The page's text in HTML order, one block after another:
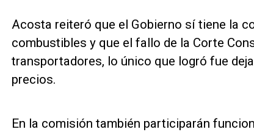
Acosta reiteró que el Gobierno sí tiene la
combustibles y que el fallo de la Corte
transportadores, lo único que logró fue
precios.
En la comisión también participarán